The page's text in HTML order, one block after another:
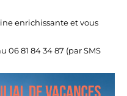
enrichissante et vous
06 81 84 34 87 (par SMS